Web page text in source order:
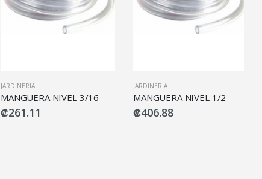
JARDINERIA
MANGUERA NIVEL 3/16
₡261.11
JARDINERIA
MANGUERA NIVEL 1/2
₡406.88